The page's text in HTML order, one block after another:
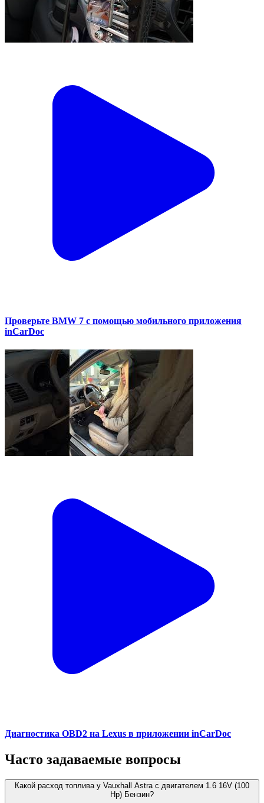
Проверьте BMW 7 с помощью мобильного приложения
inCarDoc
Диагностика OBD2 на Lexus в приложении inCarDoc
Часто задаваемые вопросы
Какой расход топлива у Vauxhall Astra с двигателем 1.6 16V (100
Hp) Бензин?